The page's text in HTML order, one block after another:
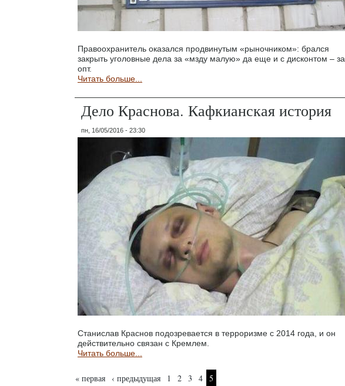
Правоохранитель оказался продвинутым «рыночником»: брался
закрыть уголовные дела за «мзду малую» да еще и с дисконтом – за
опт.
Читать больше...
Дело Краснова. Кафкианская история
пн, 16/05/2016 - 23:30
Станислав Краснов подозревается в терроризме с 2014 года, и он
действительно связан с Кремлем.
Читать больше...
Страницы
« первая ‹ предыдущая 1 2 3 4 5